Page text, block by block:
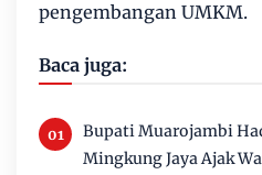
pengembangan UMKM.
Baca juga:
Bupati Muarojambi
Mingkung Jaya Ajak